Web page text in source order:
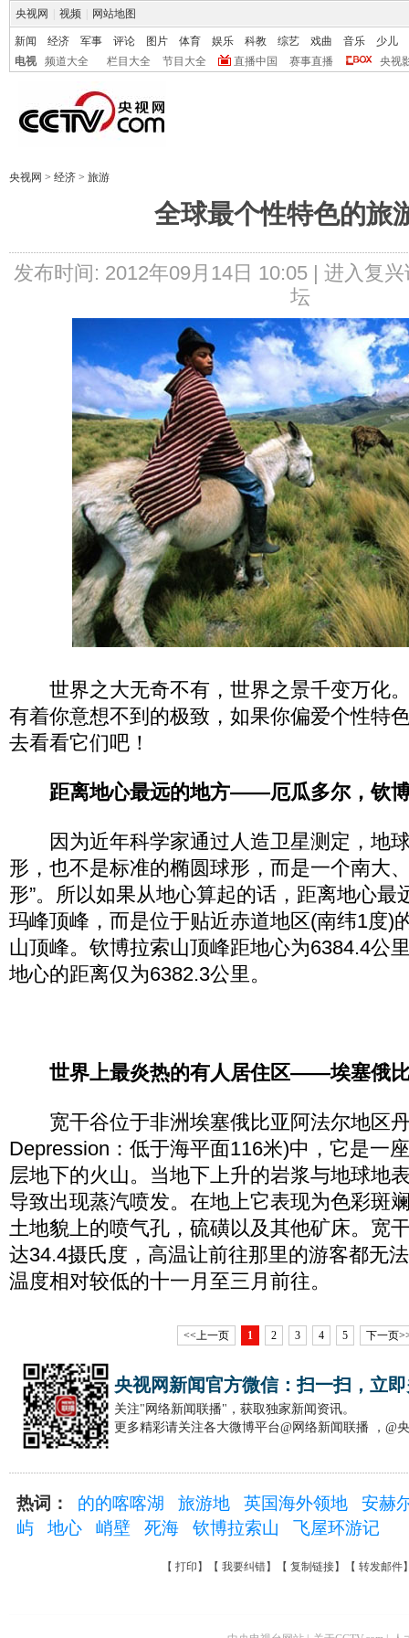
央视网 视频 网站地图
新闻 经济 军事 评论 图片 体育 娱乐 科教 综艺 戏曲 音乐
少儿
电视
频道大全 栏目大全 节目大全 直播中国 赛事直播 央视
央视网 > 经济 > 旅游
全球最个性特色的旅
发布时间: 2012年09月14日 10:05 | 进入复兴
坛
世界之大无奇不有，世界之景千变万化
有着你意想不到的极致，如果你偏爱个性特
去看看它们吧！
距离地心最远的地方——厄瓜多尔，钦
因为近年科学家通过人造卫星测定，地
形，也不是标准的椭圆球形，而是一个南大
形”。所以如果从地心算起的话，距离地心最
玛峰顶峰，而是位于贴近赤道地区(南纬1度)
山顶峰。钦博拉索山顶峰距地心为6384.4公
地心的距离仅为6382.3公里。
世界上最炎热的有人居住区——埃塞俄
宽干谷位于非洲埃塞俄比亚阿法尔地区
Depression：低于海平面116米)中，它是一
层地下的火山。当地下上升的岩浆与地球地
导致出现蒸汽喷发。在地上它表现为色彩斑
土地貌上的喷气孔，硫磺以及其他矿床。宽
达34.4摄氏度，高温让前往那里的游客都无
温度相对较低的十一月至三月前往。
<<上一页 1 2 3 4 5 下一页
央视网新闻官方微信：扫一扫，立
关注"网络新闻联播"，获取独家新闻资讯。
更多精彩请关注各大微博平台@网络新闻联播 ，@
热词： 的的喀喀湖 旅游地 英国海外领地
安赫
屿
地心 峭壁 死海 钦博拉索山 飞屋环游记
【 打印 】【 我要纠错】【 复制链接】【 转发邮件